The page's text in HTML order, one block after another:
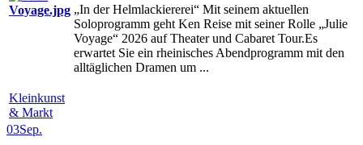
„In der Helmlackiererei“ Mit seinem aktuellen
Soloprogramm geht Ken Reise mit seiner Rolle „Julie
Voyage“ 2026 auf Theater und Cabaret Tour.Es
erwartet Sie ein rheinisches Abendprogramm mit den
alltäglichen Dramen um ...
Kleinkunst
& Markt
03Sep.